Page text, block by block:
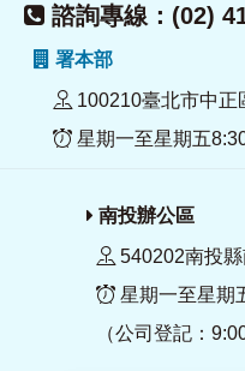
諮詢專線：(02)
署本部
100210臺北市中正
星期一至星期五
南投辦公區
540202南投
星期一至星期
（公司登記：